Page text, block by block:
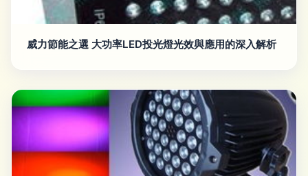
威力節能之選 大功率LED投光燈光效與應用的深入解析